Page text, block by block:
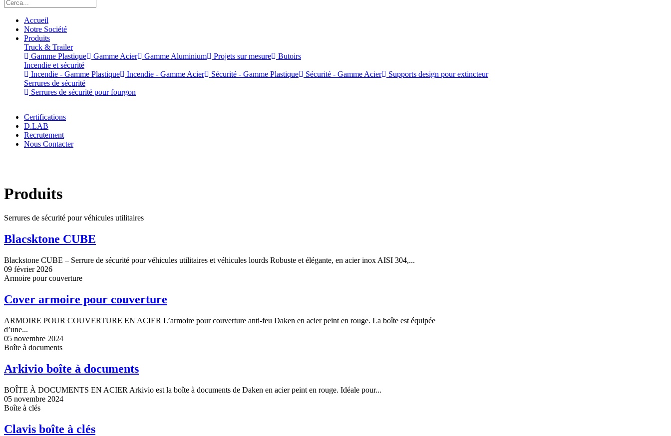
Accueil
Notre Société
Produits
Truck & Trailer
Gamme Plastique
Gamme Acier Gamme Aluminium Projets sur mesure
Butoirs
Incendie et sécurité
Incendie - Gamme Plastique
Incendie - Gamme Acier Sécurité - Gamme Plastique Sécurité - Gamme Acier
Supports design pour extincteur
Serrures de sécurité
Serrures de sécurité pour fourgon
Certifications
D.LAB
Recrutement
Nous Contacter
Produits
Serrures de sécurité pour véhicules utilitaires
Blacsktone CUBE
Blackstone CUBE – Serrure de sécurité pour véhicules utilitaires et véhicules lourds Robuste et élégante, en acier inox AISI 304,...
09 février 2026
Armoire pour couverture
Cover armoire pour couverture
ARMOIRE POUR COUVERTURE EN ACIER L’armoire pour couverture anti-feu Daken en acier peint en rouge. La boîte est équipée
d’une...
05 novembre 2024
Boîte à documents
Arkivio boîte à documents
BOÎTE À DOCUMENTS EN ACIER Arkivio est la boîte à documents de Daken en acier peint en rouge. Idéale pour...
05 novembre 2024
Boîte à clés
Clavis boîte à clés